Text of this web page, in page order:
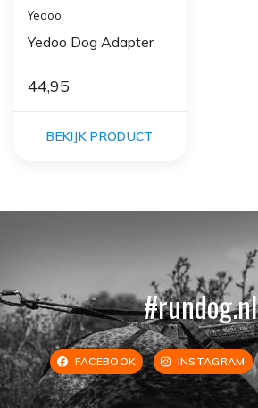
Yedoo
Yedoo Dog Adapter
44,95
BEKIJK PRODUCT
#rundog.nl
FACEBOOK INSTAGRAM